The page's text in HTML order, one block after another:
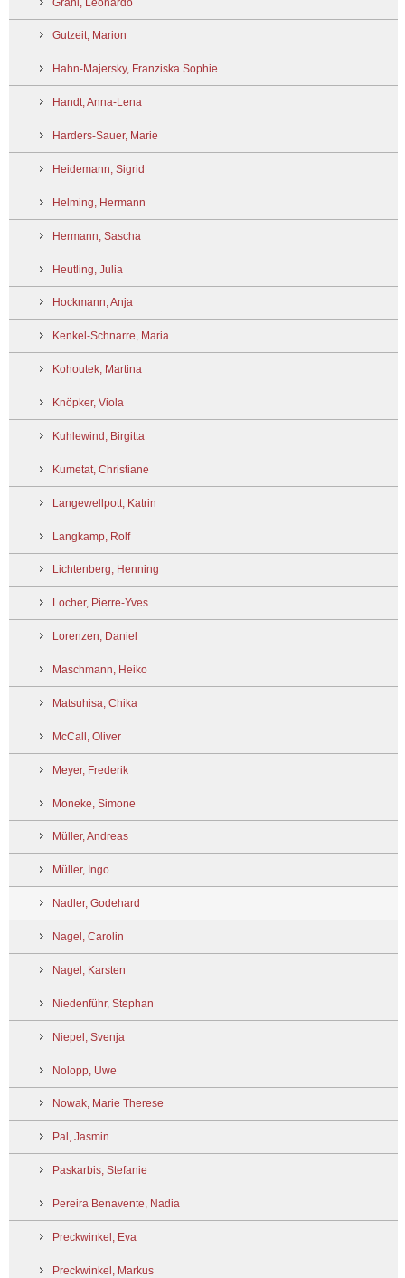
Gutzeit, Marion
Hahn-Majersky, Franziska Sophie
Handt, Anna-Lena
Harders-Sauer, Marie
Heidemann, Sigrid
Helming, Hermann
Hermann, Sascha
Heutling, Julia
Hockmann, Anja
Kenkel-Schnarre, Maria
Kohoutek, Martina
Knöpker, Viola
Kuhlewind, Birgitta
Kumetat, Christiane
Langewellpott, Katrin
Langkamp, Rolf
Lichtenberg, Henning
Locher, Pierre-Yves
Lorenzen, Daniel
Maschmann, Heiko
Matsuhisa, Chika
McCall, Oliver
Meyer, Frederik
Moneke, Simone
Müller, Andreas
Müller, Ingo
Nadler, Godehard
Nagel, Carolin
Nagel, Karsten
Niedenführ, Stephan
Niepel, Svenja
Nolopp, Uwe
Nowak, Marie Therese
Pal, Jasmin
Paskarbis, Stefanie
Pereira Benavente, Nadia
Preckwinkel, Eva
Preckwinkel, Markus